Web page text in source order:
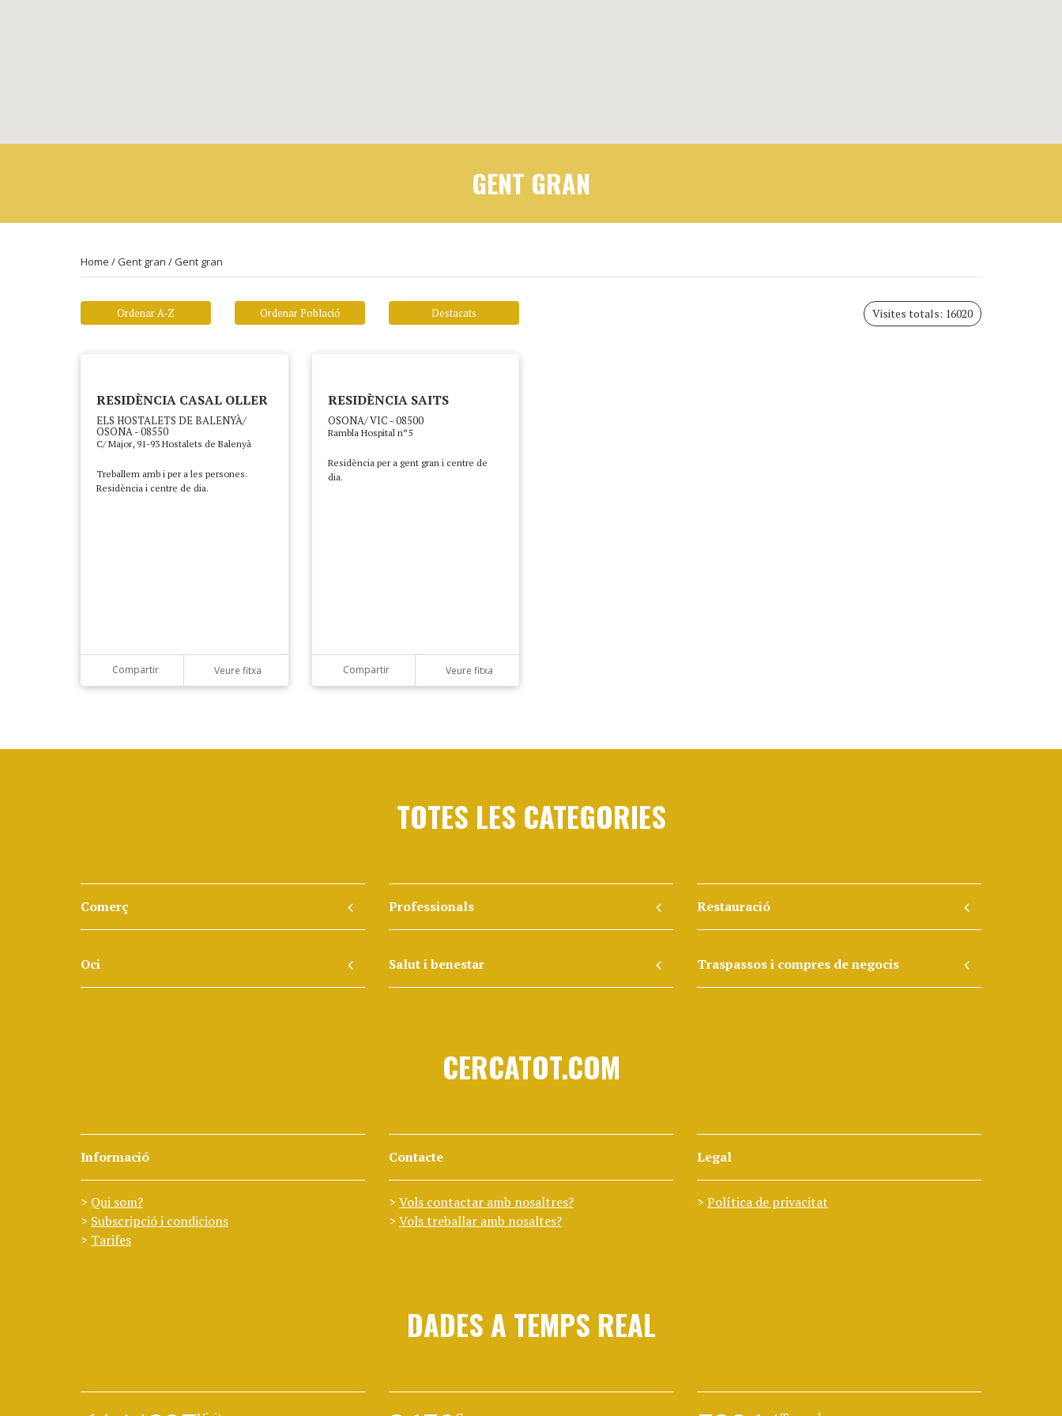
GENT GRAN
Home /Gent gran /Gent gran
Visites totals: 16020
Ordenar A-Z Ordenar Població Destacats
RESIDÈNCIA CASAL OLLER
ELS HOSTALETS DE BALENYÀ/
OSONA - 08550
C/ Major, 91-93 Hostalets de Balenyà
Treballem amb i per a les persones.
Residència i centre de dia.
Compartir Veure fitxa
RESIDÈNCIA SAITS
OSONA/ VIC - 08500
Rambla Hospital nº5
Residència per a gent gran i centre de
dia.
Compartir Veure fitxa
TOTES LES CATEGORIES
Comerç
Oci
Professionals
Salut i benestar
Restauració
Traspassos i compres de negocis
CERCATOT.COM
Informació
Qui som?
Subscripció i condicions
Tarifes
Contacte
Vols contactar amb nosaltres?
Vols treballar amb nosaltes?
Legal
Política de privacitat
DADES A TEMPS REAL